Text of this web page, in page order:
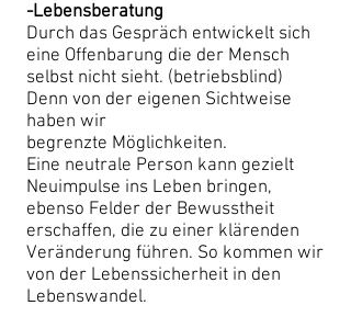
-Lebensberatung
Durch das Gespräch entwickelt sich
eine Offenbarung die der Mensch
selbst nicht sieht. (betriebsblind)
Denn von der eigenen Sichtweise
haben wir
begrenzte Möglichkeiten.
Eine neutrale Person kann gezielt
Neuimpulse ins Leben bringen,
ebenso Felder der Bewusstheit
erschaffen, die zu einer klärenden
Veränderung führen. So kommen wir
von der Lebenssicherheit in den
Lebenswandel.